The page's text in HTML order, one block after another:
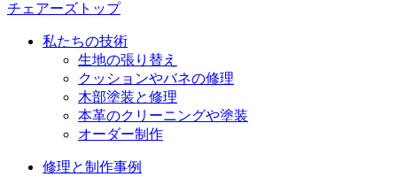
チェアーズトップ
私たちの技術
生地の張り替え
クッションやバネの修理
木部塗装と修理
本革のクリーニングや塗装
オーダー制作
修理と制作事例